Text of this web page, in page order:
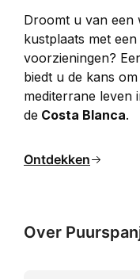
Droomt u van een
kustplaats met
voorzieningen?
biedt u de kans
mediterrane leven
de Costa Blanca.
Ontdekken
Over